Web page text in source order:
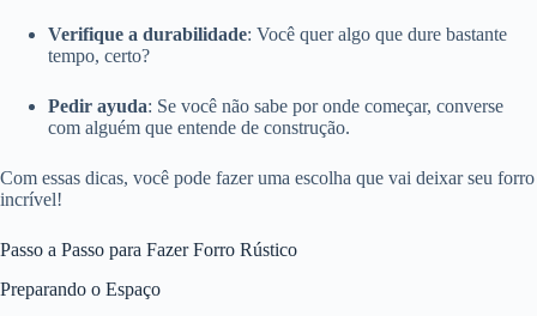
Verifique a durabilidade: Você quer algo que dure bastante
tempo, certo?
Pedir ayuda: Se você não sabe por onde começar, converse
com alguém que entende de construção.
Com essas dicas, você pode fazer uma escolha que vai deixar seu forro
incrível!
Passo a Passo para Fazer Forro Rústico
Preparando o Espaço